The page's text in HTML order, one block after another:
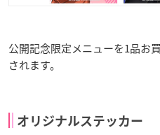
公開記念限定メニューを1品お
されます。
オリジナルステッカー